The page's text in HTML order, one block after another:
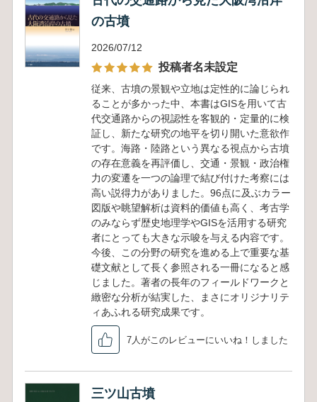
の古墳
2026/07/12
投稿者名未設定
従来、古墳の景観や立地は定性的に論じられ
ることが多かった中、本書はGISを用いて古
代交通路からの視認性を客観的・定量的に検
証し、新たな研究の地平を切り開いた意欲作
です。海路・陸路という異なる視点から古墳
の存在意義を再評価し、交通・景観・政治権
力の変遷を一つの論理で結び付けた考察には
高い説得力がありました。96点に及ぶカラー
図版や眺望解析は資料的価値も高く、考古学
のみならず歴史地理学やGISを活用する研究
者にとっても大きな示唆を与える内容です。
今後、この分野の研究を進める上で重要な基
礎文献として長く参照される一冊になると感
じました。著者の長年のフィールドワークと
緻密な分析が結実した、まさにオリジナリテ
ィあふれる研究成果です。
7人がこのレビューにいいね！しました
三ツ山古墳